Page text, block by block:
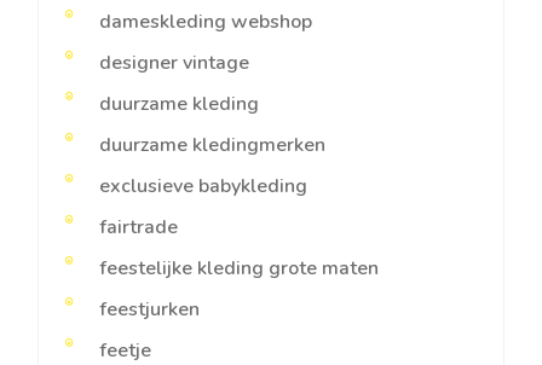
dameskleding webshop
designer vintage
duurzame kleding
duurzame kledingmerken
exclusieve babykleding
fairtrade
feestelijke kleding grote maten
feestjurken
feetje